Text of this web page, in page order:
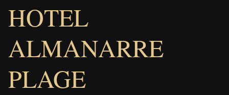
HOTEL
ALMANARRE
PLAGE